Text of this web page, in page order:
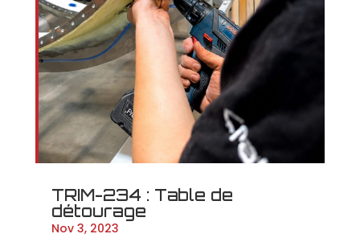
TRIM-234 : Table de
détourage
Nov 3, 2023